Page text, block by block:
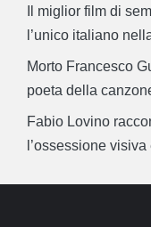
Il miglior film di
l’unico italiano
Morto Francesco
poeta della
Fabio Lovino
l’ossessione